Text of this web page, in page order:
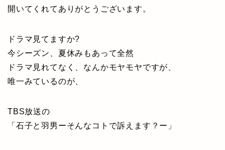
開いてくれてありがとうございます。
ドラマ見てますか?
今シーズン、夏休みもあって全然
ドラマ見れてなく、なんかモヤモヤですが、
唯一みているのが、
TBS放送の
「石子と羽男ーそんなコトで訴えます？ー」